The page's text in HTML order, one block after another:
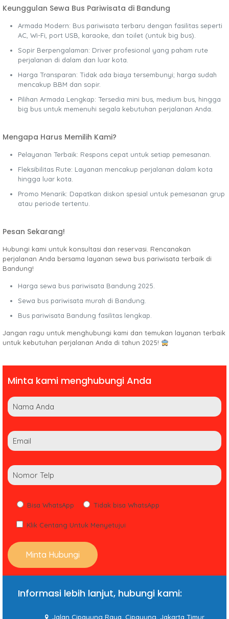
Keunggulan Sewa Bus Pariwisata di Bandung
Armada Modern: Bus pariwisata terbaru dengan fasilitas seperti
AC, Wi-Fi, port USB, karaoke, dan toilet (untuk big bus).
Sopir Berpengalaman: Driver profesional yang paham rute
perjalanan di dalam dan luar kota.
Harga Transparan: Tidak ada biaya tersembunyi; harga sudah
mencakup BBM dan sopir.
Pilihan Armada Lengkap: Tersedia mini bus, medium bus, hingga
big bus untuk memenuhi segala kebutuhan perjalanan Anda.
Mengapa Harus Memilih Kami?
Pelayanan Terbaik: Respons cepat untuk setiap pemesanan.
Fleksibilitas Rute: Layanan mencakup perjalanan dalam kota
hingga luar kota.
Promo Menarik: Dapatkan diskon spesial untuk pemesanan grup
atau periode tertentu.
Pesan Sekarang!
Hubungi kami untuk konsultasi dan reservasi. Rencanakan
perjalanan Anda bersama layanan sewa bus pariwisata terbaik di
Bandung!
Harga sewa bus pariwisata Bandung 2025.
Sewa bus pariwisata murah di Bandung.
Bus pariwisata Bandung fasilitas lengkap.
Jangan ragu untuk menghubungi kami dan temukan layanan terbaik
untuk kebutuhan perjalanan Anda di tahun 2025!
Minta kami menghubungi Anda
Bisa WhatsApp Tidak bisa WhatsApp
Klik Centang Untuk Menyetujui
Informasi lebih lanjut, hubungi kami:
Jalan Cipayung Raya, Cipayung, Jakarta Timur